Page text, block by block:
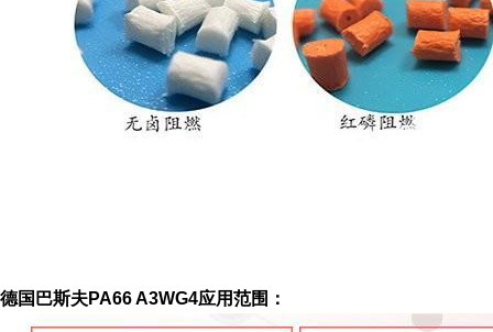
德国巴斯夫PA66 A3WG4应用范围：